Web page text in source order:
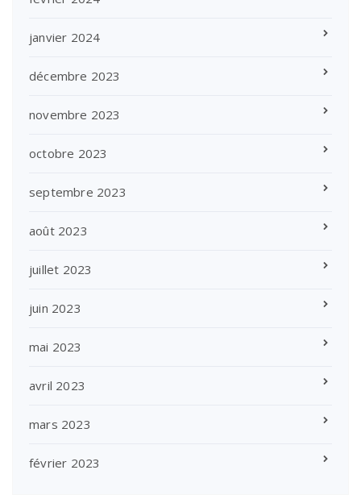
janvier 2024
décembre 2023
novembre 2023
octobre 2023
septembre 2023
août 2023
juillet 2023
juin 2023
mai 2023
avril 2023
mars 2023
février 2023